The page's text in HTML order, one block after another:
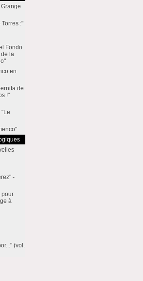
:"
Fondo
la
en
de
!"
-
pour
à
(vol.